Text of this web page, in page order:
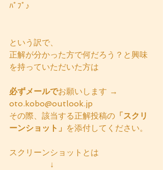
ﾊﾟﾌﾟ♪
という訳で、
正解が分かった方で何だろう？と興味
を持っていただいた方は
必ずメールでお願いします →
oto.kobo@outlook.jp
その際、該当する正解投稿の 「スクリ
ーンショット」 を添付してください。
スクリーンショットとは
↓